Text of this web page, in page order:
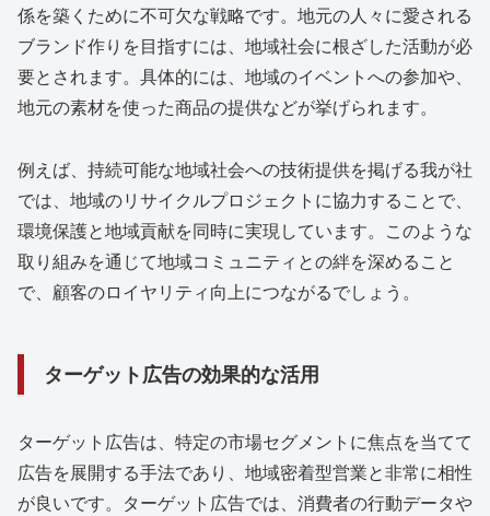
係を築くために不可欠な戦略です。地元の人々に愛される
ブランド作りを目指すには、地域社会に根ざした活動が必
要とされます。具体的には、地域のイベントへの参加や、
地元の素材を使った商品の提供などが挙げられます。
例えば、持続可能な地域社会への技術提供を掲げる我が社
では、地域のリサイクルプロジェクトに協力することで、
環境保護と地域貢献を同時に実現しています。このような
取り組みを通じて地域コミュニティとの絆を深めること
で、顧客のロイヤリティ向上につながるでしょう。
ターゲット広告の効果的な活用
ターゲット広告は、特定の市場セグメントに焦点を当てて
広告を展開する手法であり、地域密着型営業と非常に相性
が良いです。ターゲット広告では、消費者の行動データや